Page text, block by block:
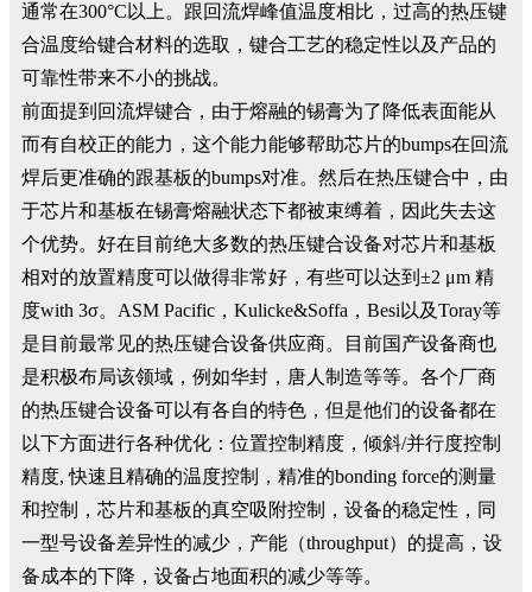
通常在300°C以上。跟回流焊峰值温度相比，过高的热压键
合温度给键合材料的选取，键合工艺的稳定性以及产品的
可靠性带来不小的挑战。
前面提到回流焊键合，由于熔融的锡膏为了降低表面能从
而有自校正的能力，这个能力能够帮助芯片的bumps在回流
焊后更准确的跟基板的bumps对准。然后在热压键合中，由
于芯片和基板在锡膏熔融状态下都被束缚着，因此失去这
个优势。好在目前绝大多数的热压键合设备对芯片和基板
相对的放置精度可以做得非常好，有些可以达到±2 μm 精
度with 3σ。ASM Pacific，Kulicke&Soffa，Besi以及Toray等
是目前最常见的热压键合设备供应商。目前国产设备商也
是积极布局该领域，例如华封，唐人制造等等。各个厂商
的热压键合设备可以有各自的特色，但是他们的设备都在
以下方面进行各种优化：位置控制精度，倾斜/并行度控制
精度, 快速且精确的温度控制，精准的bonding force的测量
和控制，芯片和基板的真空吸附控制，设备的稳定性，同
一型号设备差异性的减少，产能（throughput）的提高，设
备成本的下降，设备占地面积的减少等等。